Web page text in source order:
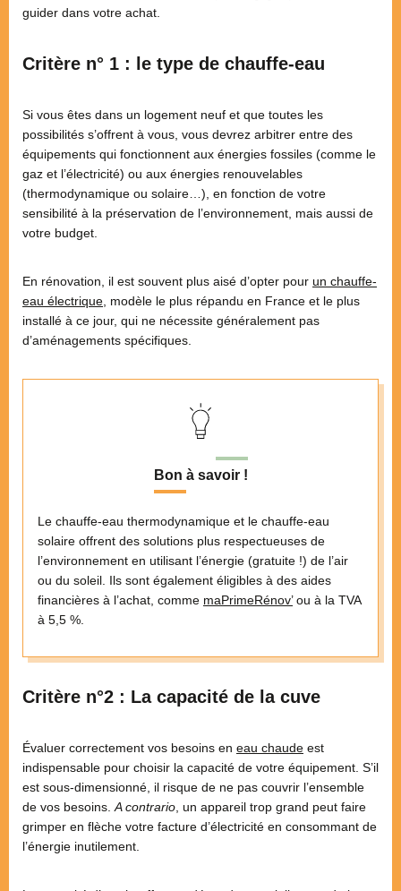
guider dans votre achat.
Critère n° 1 : le type de chauffe-eau
Si vous êtes dans un logement neuf et que toutes les
possibilités s’offrent à vous, vous devrez arbitrer entre des
équipements qui fonctionnent aux énergies fossiles (comme le
gaz et l’électricité) ou aux énergies renouvelables
(thermodynamique ou solaire…), en fonction de votre
sensibilité à la préservation de l’environnement, mais aussi de
votre budget.
En rénovation, il est souvent plus aisé d’opter pour un chauffe-
eau électrique , modèle le plus répandu en France et le plus
installé à ce jour, qui ne nécessite généralement pas
d’aménagements spécifiques.
Bon à savoir !
Le chauffe-eau thermodynamique et le chauffe-eau
solaire offrent des solutions plus respectueuses de
l’environnement en utilisant l’énergie (gratuite !) de l’air
ou du soleil. Ils sont également éligibles à des aides
financières à l’achat, comme maPrimeRénov’ou à la TVA
à 5,5 %.
Critère n°2 : La capacité de la cuve
Évaluer correctement vos besoins en eau chaude est
indispensable pour choisir la capacité de votre équipement. S’il
est sous-dimensionné, il risque de ne pas couvrir l’ensemble
de vos besoins. A contrario , un appareil trop grand peut faire
grimper en flèche votre facture d’électricité en consommant de
l’énergie inutilement.